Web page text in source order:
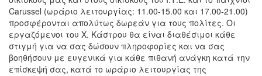
Χορός
Θέατρο
Παζάρι
Ειδών
Συνέδρια
Carussel (ωράριο λειτουργίας: 11.00-15.00 και 17.00-21.00)
προσφέρονται απολύτως δωρεάν για τους πολίτες. Οι
εργαζόμενοι του Χ. Κάστρου θα είναι διαθέσιμοι κάθε
στιγμή για να σας δώσουν πληροφορίες και να σας
βοηθήσουν με ευγενικά για κάθε πιθανή ανάγκη κατά την
επίσκεψή σας, κατά το ωράριο λειτουργίας της